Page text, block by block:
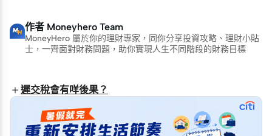
作者 Moneyhero Team
MoneyHero 屬於你的理財專家，同你分享投資攻略、理財小貼
士，一齊面對財務問題，助你實現人生不同階段的財務目標
遲交稅會有咩後果？